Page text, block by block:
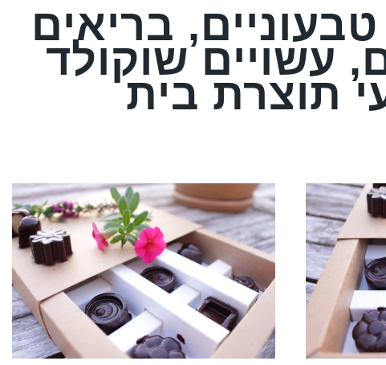
בריאים
עשויים שוקולד
תוצרת בית